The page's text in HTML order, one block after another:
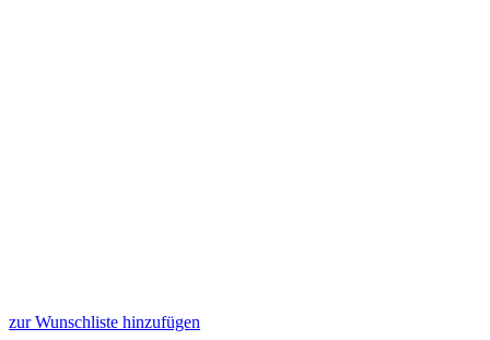
zur Wunschliste hinzufügen